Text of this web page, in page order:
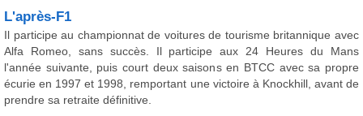
L'après-F1
Il participe au championnat de voitures de tourisme britannique avec
Alfa Romeo, sans succès. Il participe aux 24 Heures du Mans
l'année suivante, puis court deux saisons en BTCC avec sa propre
écurie en 1997 et 1998, remportant une victoire à Knockhill, avant de
prendre sa retraite définitive.